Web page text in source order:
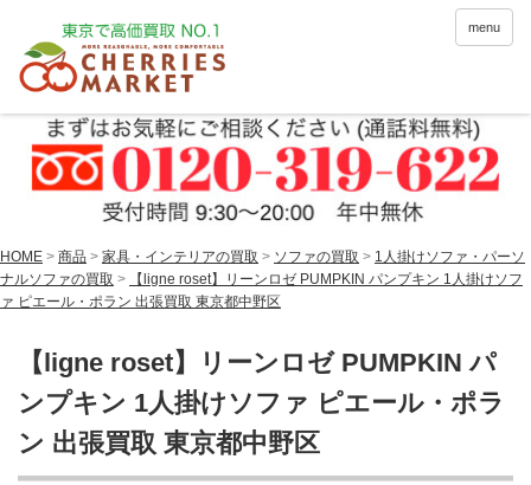
menu
HOME > 商品 > 家具・インテリアの買取 > ソファの買取 > 1人掛けソファ・パーソ
ナルソファの買取 >
【ligne roset】リーンロゼ PUMPKIN パンプキン 1人掛けソフ
ァ ピエール・ポラン 出張買取 東京都中野区
【ligne roset】リーンロゼ PUMPKIN パ
ンプキン 1人掛けソファ ピエール・ポラ
ン 出張買取 東京都中野区